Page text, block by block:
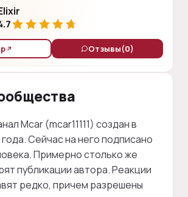
Отзывы(0)
Mcar (mcar11111) создан в
Сейчас на него подписано
Примерно столько же
публикации автора. Реакции
редко, причем разрешены